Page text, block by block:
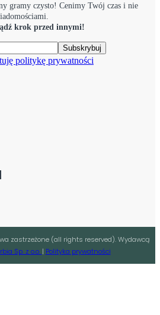
gramy czysto! Cenimy Twój czas i nie
krok przed innymi!
politykę prywatności
zastrzeżone (all rights reserved). Wydawcą
Sp. z o.o. | Polityka prywatności